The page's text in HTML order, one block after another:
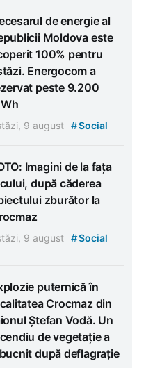
de energie al
Moldova este
100% pentru
Energocom a
peste 9.200
9 august #Social
Imagini de la fața
după căderea
zburător la
9 august #Social
puternică în
Crocmaz din
Ștefan Vodă. Un
de vegetație a
după deflagrație